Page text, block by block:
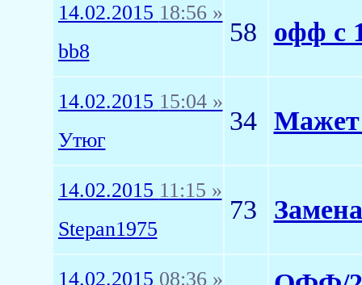
14.02.2015 18:56 »
bb8
58 офф с
14.02.2015 15:04 »
Утюг
34 Мажет
14.02.2015 11:15 »
Stepan1975
73
14.02.2015 08:36 »